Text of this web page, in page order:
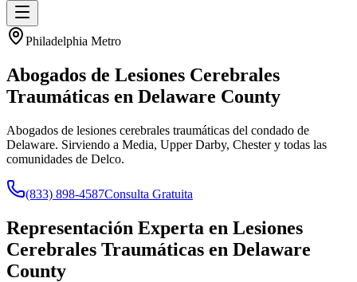
Philadelphia Metro
Abogados de Lesiones Cerebrales
Traumáticas en Delaware County
Abogados de lesiones cerebrales traumáticas del condado de
Delaware. Sirviendo a Media, Upper Darby, Chester y todas las
comunidades de Delco.
(833) 898-4587Consulta Gratuita
Representación Experta en Lesiones
Cerebrales Traumáticas en Delaware
County